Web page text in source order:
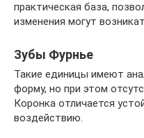
практическая база,
изменения могут
Зубы Фурнье
Такие единицы имеют
форму, но при этом
Коронка отличается
воздействию.